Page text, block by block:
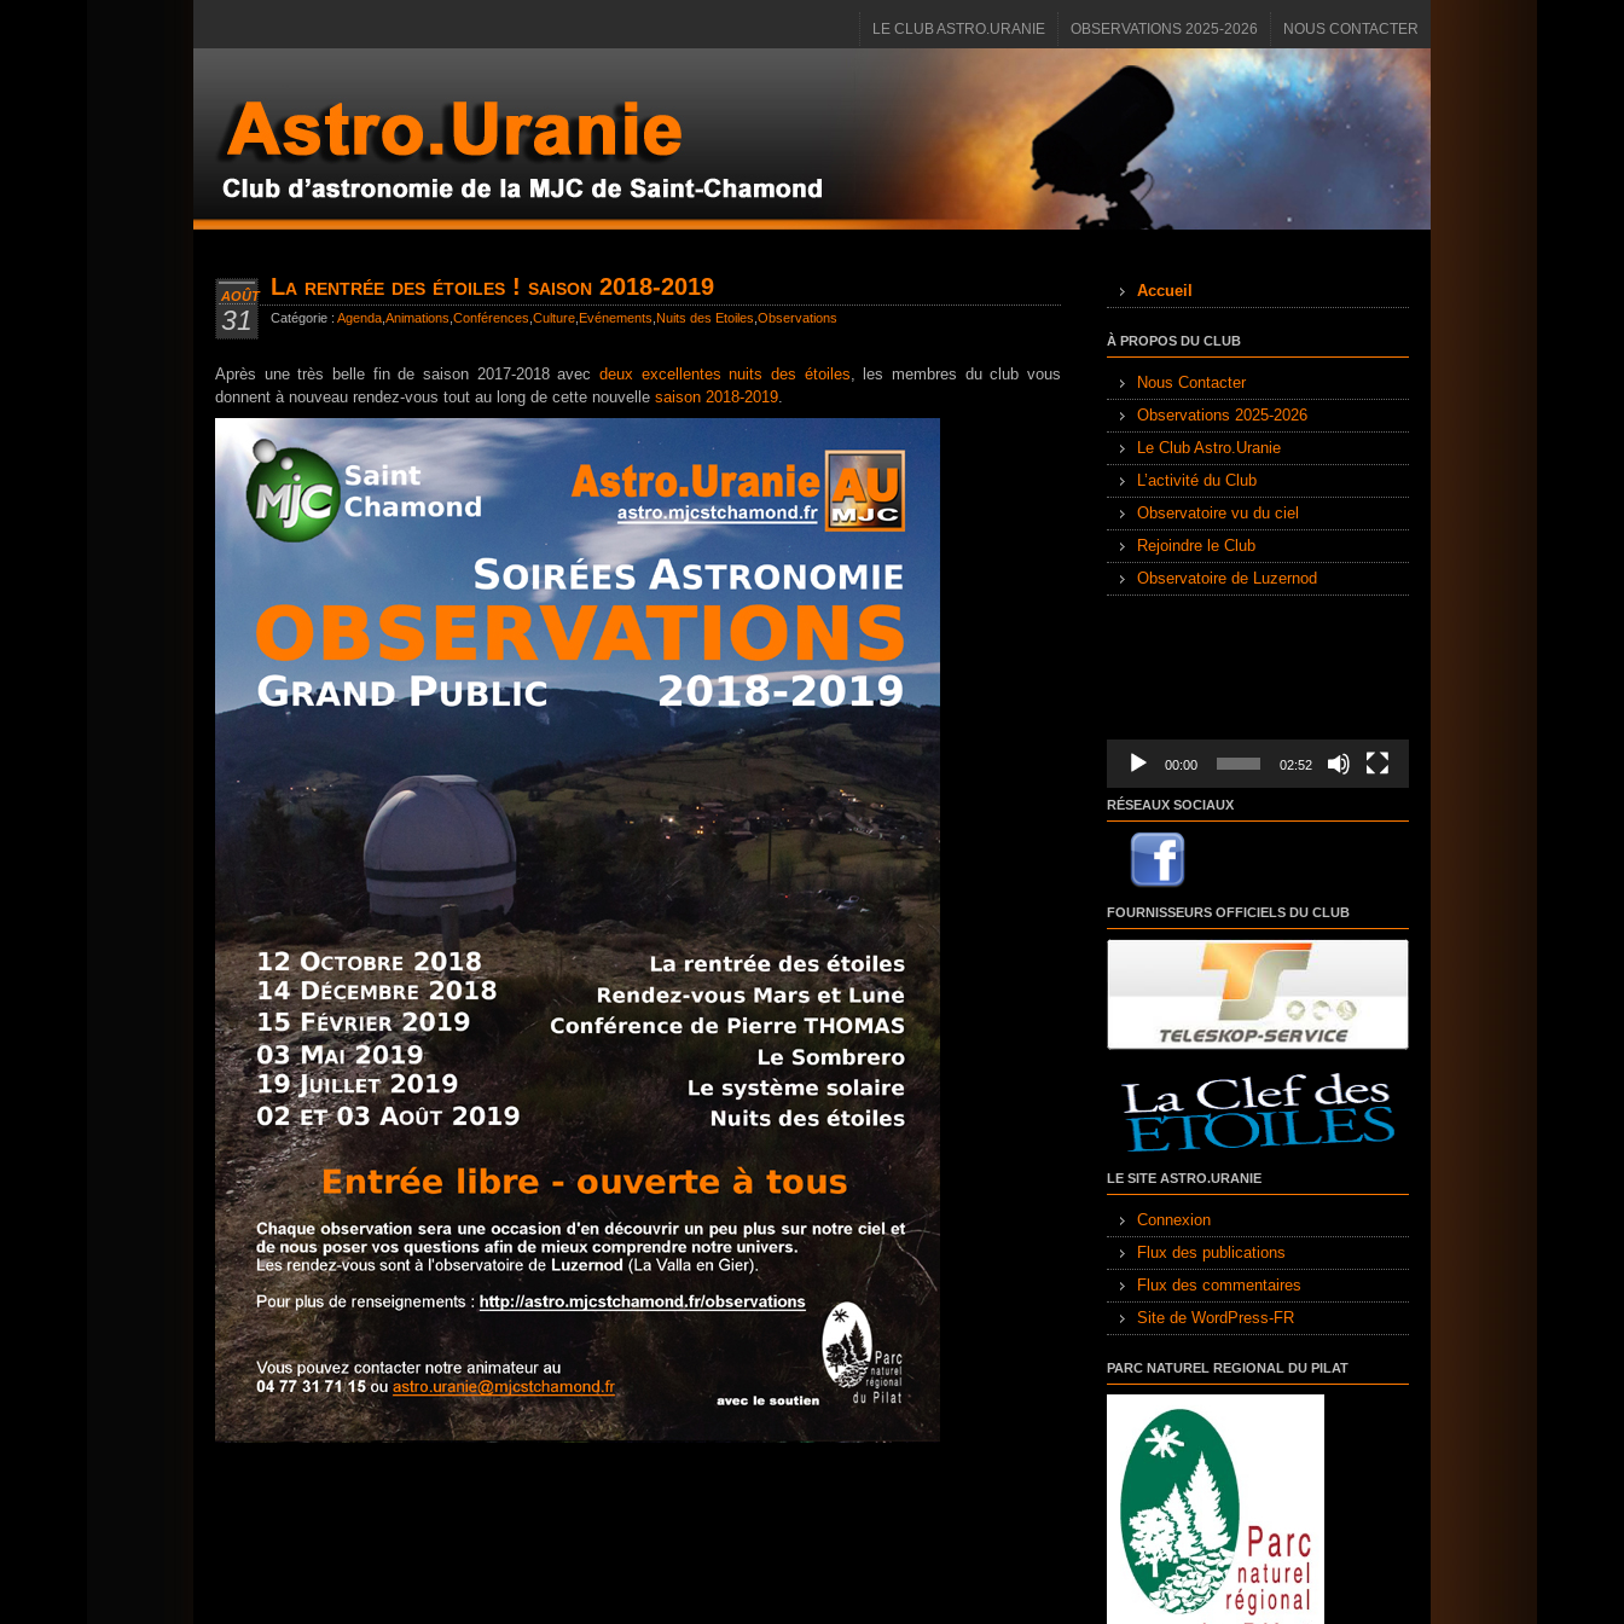
NOUS CONTACTER
OBSERVATIONS 2025-2026
LE CLUB ASTRO.URANIE
AOÛT
31
La rentrée des étoiles ! saison 2018-2019
Catégorie : Agenda Animations Conférences Culture Evénements Nuits des Etoiles Observations
Après une très belle fin de saison 2017-2018 avec deux excellentes nuits des étoiles, les membres du club vous
donnent à nouveau rendez-vous tout au long de cette nouvelle saison 2018-2019.
Accueil
À PROPOS DU CLUB
Nous Contacter
Observations 2025-2026
Le Club Astro.Uranie
L’activité du Club
Observatoire vu du ciel
Rejoindre le Club
Observatoire de Luzernod
00:00 02:52
RÉSEAUX SOCIAUX
FOURNISSEURS OFFICIELS DU CLUB
LE SITE ASTRO.URANIE
Connexion
Flux des publications
Flux des commentaires
Site de WordPress-FR
PARC NATUREL REGIONAL DU PILAT